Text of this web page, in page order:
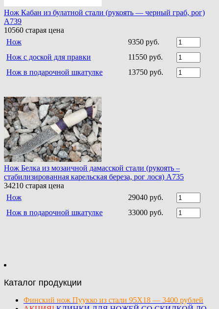
Нож Кабан из булатной стали (рукоять — черный граб, рог)
A739
10560 старая цена
Нож
9350 руб.
Нож с доской для правки
11550 руб.
Нож в подарочной шкатулке
13750 руб.
Нож Белка из мозаичной дамасской стали (рукоять –
стабилизированная карельская береза, рог лося) A735
34210 старая цена
Нож
29040 руб.
Нож в подарочной шкатулке
33000 руб.
Каталог продукции
Финский нож Пуукко из стали 95Х18 — 3400 рублей